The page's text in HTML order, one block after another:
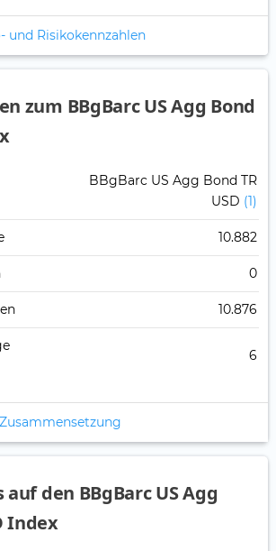
und Risikokennzahlen
zum BBgBarc US Agg Bond
BBgBarc US Agg Bond TR
USD (1)
10.882
0
10.876
6
auf den BBgBarc US Agg
Index